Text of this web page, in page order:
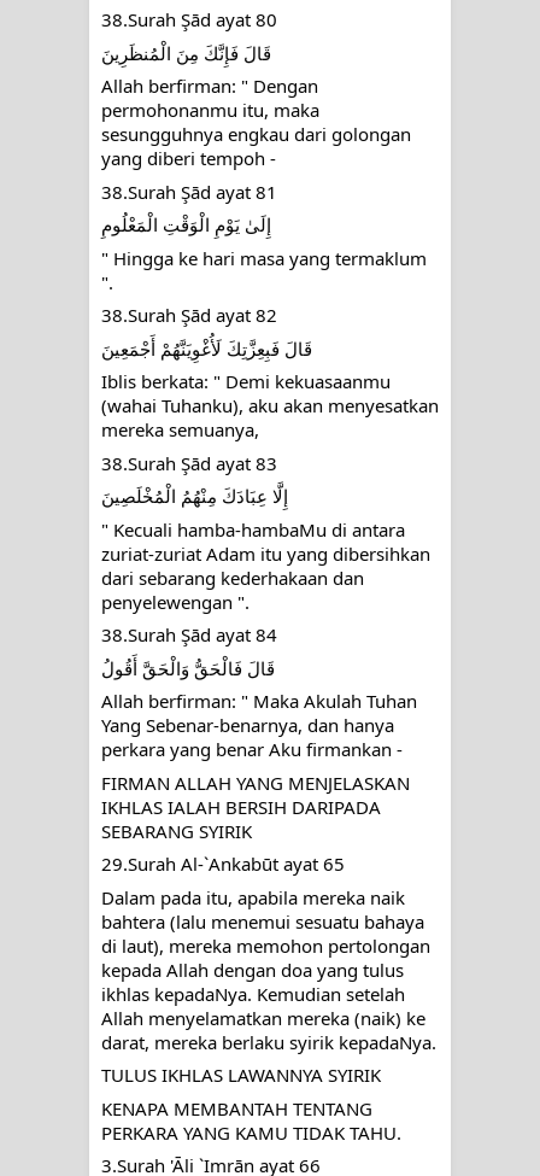
38.Surah Şād ayat 80
‎قَالَ فَإِنَّكَ مِنَ الْمُنظَرِينَ
Allah berfirman: " Dengan
permohonanmu itu, maka
sesungguhnya engkau dari golongan
yang diberi tempoh -
38.Surah Şād ayat 81
‎إِلَىٰ يَوْمِ الْوَقْتِ الْمَعْلُومِ
" Hingga ke hari masa yang termaklum
".
38.Surah Şād ayat 82
‎قَالَ فَبِعِزَّتِكَ لَأُغْوِيَنَّهُمْ أَجْمَعِينَ
Iblis berkata: " Demi kekuasaanmu
(wahai Tuhanku), aku akan menyesatkan
mereka semuanya,
38.Surah Şād ayat 83
‎إِلَّا عِبَادَكَ مِنْهُمُ الْمُخْلَصِينَ
" Kecuali hamba-hambaMu di antara
zuriat-zuriat Adam itu yang dibersihkan
dari sebarang kederhakaan dan
penyelewengan ".
38.Surah Şād ayat 84
‎قَالَ فَالْحَقُّ وَالْحَقَّ أَقُولُ
Allah berfirman: " Maka Akulah Tuhan
Yang Sebenar-benarnya, dan hanya
perkara yang benar Aku firmankan -
FIRMAN ALLAH YANG MENJELASKAN
IKHLAS IALAH BERSIH DARIPADA
SEBARANG SYIRIK
29.Surah Al-`Ankabūt ayat 65
Dalam pada itu, apabila mereka naik
bahtera (lalu menemui sesuatu bahaya
di laut), mereka memohon pertolongan
kepada Allah dengan doa yang tulus
ikhlas kepadaNya. Kemudian setelah
Allah menyelamatkan mereka (naik) ke
darat, mereka berlaku syirik kepadaNya.
TULUS IKHLAS LAWANNYA SYIRIK
KENAPA MEMBANTAH TENTANG
PERKARA YANG KAMU TIDAK TAHU.
3.Surah 'Āli `Imrān ayat 66